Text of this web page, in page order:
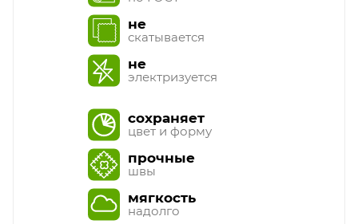
не
скатывается
не
электризуется
сохраняет
цвет и форму
прочные
швы
мягкость
надолго